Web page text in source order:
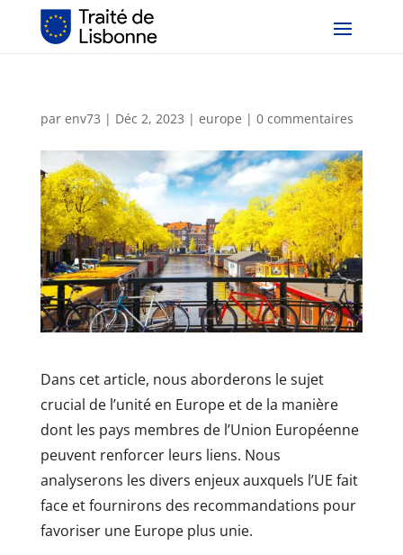
par env73 | Déc 2, 2023 | europe | 0 commentaires
Dans cet article, nous aborderons le sujet
crucial de l’unité en Europe et de la manière
dont les pays membres de l’Union Européenne
peuvent renforcer leurs liens. Nous
analyserons les divers enjeux auxquels l’UE fait
face et fournirons des recommandations pour
favoriser une Europe plus unie.